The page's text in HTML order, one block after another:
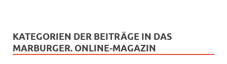
KATEGORIEN DER BEITRÄGE IN DAS
MARBURGER. ONLINE-MAGAZIN